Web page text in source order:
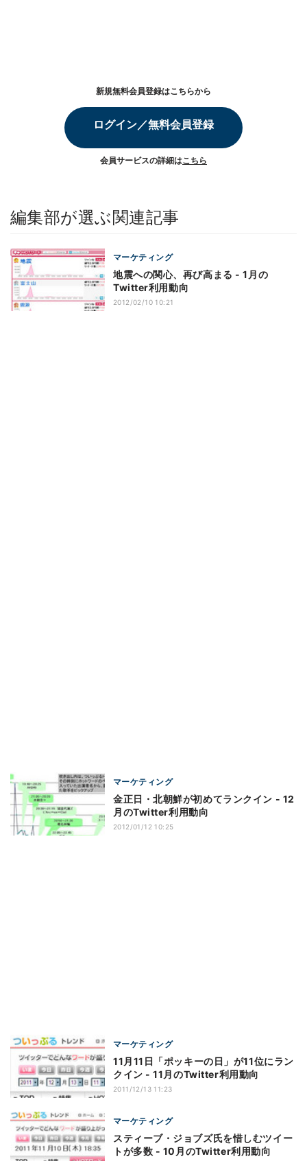
新規無料会員登録はこちらから
ログイン／無料会員登録
会員サービスの詳細はこちら
編集部が選ぶ関連記事
マーケティング
地震への関心、再び高まる - 1月の
Twitter利用動向
2012/02/10 10:21
マーケティング
金正日・北朝鮮が初めてランクイン - 12
月のTwitter利用動向
2012/01/12 10:25
マーケティング
11月11日「ポッキーの日」が11位にラン
クイン - 11月のTwitter利用動向
2011/12/13 11:23
マーケティング
スティーブ・ジョブズ氏を惜しむツイー
トが多数 - 10月のTwitter利用動向